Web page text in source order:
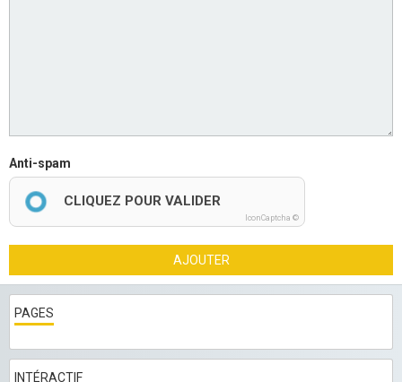
Anti-spam
CLIQUEZ POUR VALIDER
IconCaptcha ©
AJOUTER
PAGES
INTÉRACTIF